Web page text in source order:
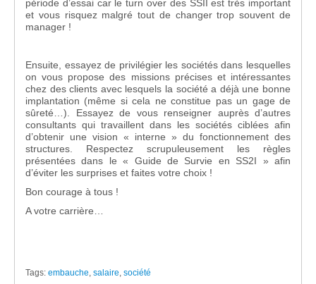
période d’essai car le turn over des SSII est très important
et vous risquez malgré tout de changer trop souvent de
manager !
Ensuite, essayez de privilégier les sociétés dans lesquelles
on vous propose des missions précises et intéressantes
chez des clients avec lesquels la société a déjà une bonne
implantation (même si cela ne constitue pas un gage de
sûreté…). Essayez de vous renseigner auprès d’autres
consultants qui travaillent dans les sociétés ciblées afin
d’obtenir une vision « interne » du fonctionnement des
structures. Respectez scrupuleusement les règles
présentées dans le « Guide de Survie en SS2I » afin
d’éviter les surprises et faites votre choix !
Bon courage à tous !
A votre carrière…
Tags: embauche, salaire, société